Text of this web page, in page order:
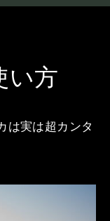
い方
は実は超カンタ